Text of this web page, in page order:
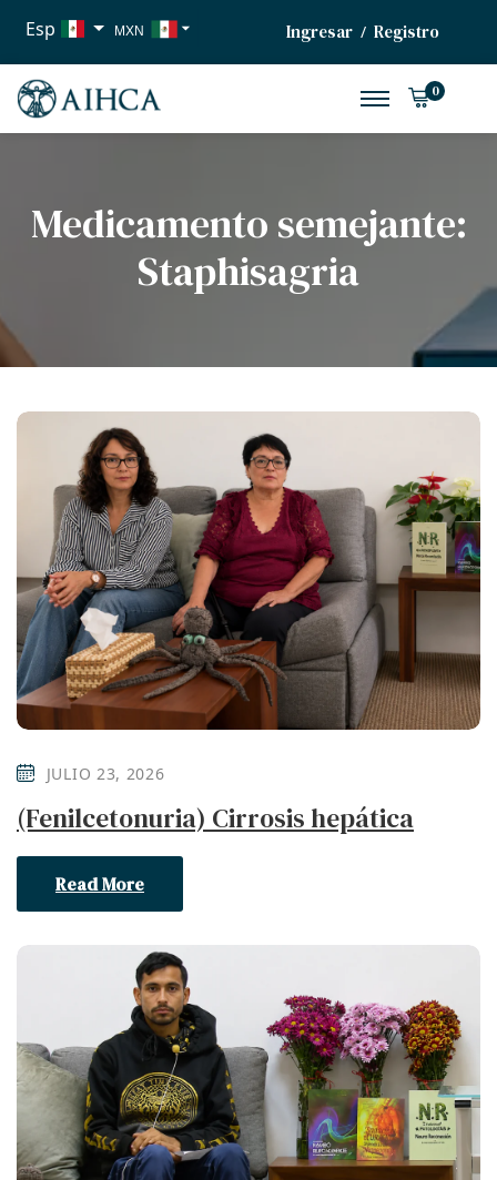
Esp MXN
EUR
Ingresar / Registro
0
Medicamento semejante:
Staphisagria
JULIO 23, 2026
(Fenilcetonuria) Cirrosis hepática
Read More